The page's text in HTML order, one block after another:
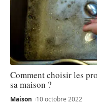
Comment choisir les
sa maison ?
Maison 10 octobre 2022